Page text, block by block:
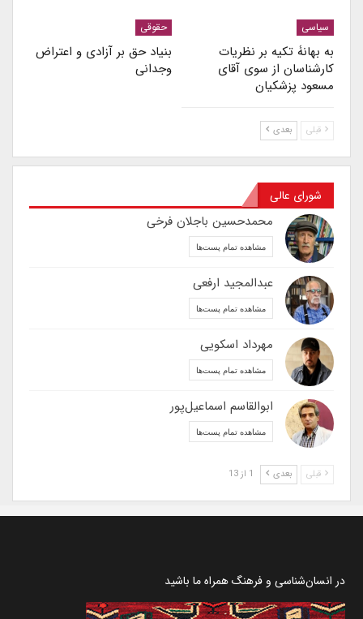
سیاسی
به بهانۀ تکیه بر نظریات
کارشناسان از سوی آقای
مسعود پزشکیان
حقوقی
بنیاد حق بر آزادی و اعتراض
وجدانی
قبلی بعدی
شورای عالی
محمدحسین باجلان فرخی
مشاهده تمام پست‌ها
عبدالمجید ارفعی
مشاهده تمام پست‌ها
مهرداد اسکویی
مشاهده تمام پست‌ها
ابوالقاسم اسماعیل‌پور
مشاهده تمام پست‌ها
قبلی بعدی
در انسان‌شناسی و فرهنگ همراه ما باشید